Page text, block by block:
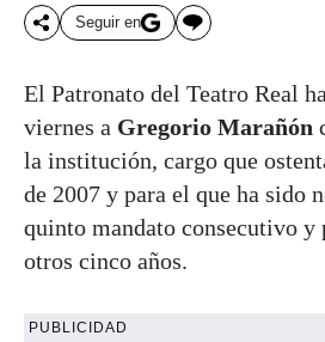
Seguir en
El Patronato del Teatro Real
viernes a Gregorio Marañón
la institución, cargo que
de 2007 y para el que ha sido
quinto mandato consecutivo y
otros cinco años.
PUBLICIDAD